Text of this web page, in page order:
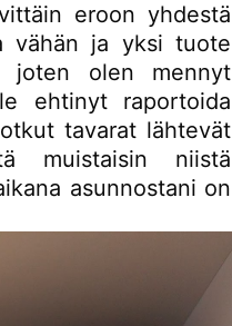
eroon yhdestä
vähän ja yksi tuote
joten olen mennyt
ehtinyt raportoida
tavarat lähtevät
muistaisin niistä
asunnostani on